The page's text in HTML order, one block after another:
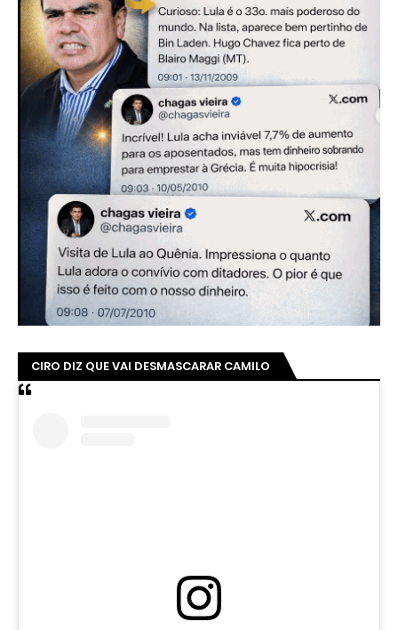
CIRO DIZ QUE VAI DESMASCARAR CAMILO